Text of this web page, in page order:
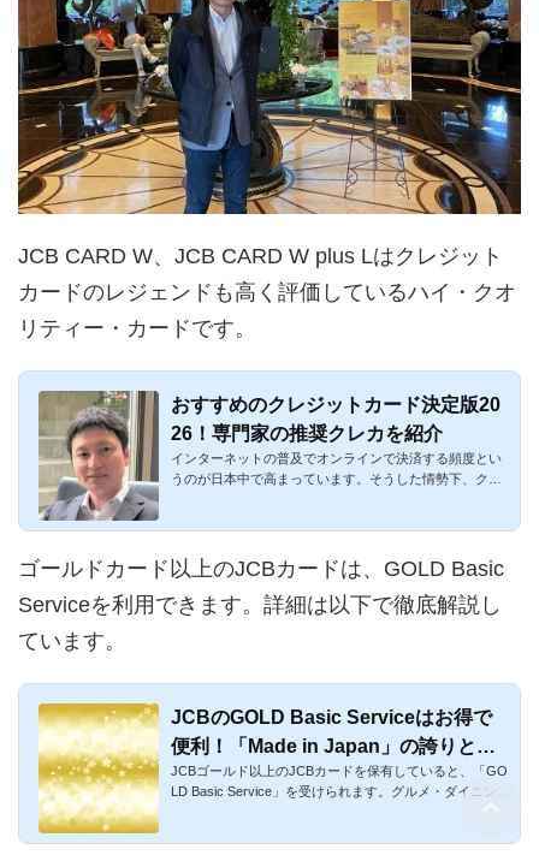
JCB CARD W、JCB CARD W plus Lはクレジット
カードのレジェンドも高く評価しているハイ・クオ
リティー・カードです。
おすすめのクレジットカード決定版20
26！専門家の推奨クレカを紹介
インターネットの普及でオンラインで決済する頻度とい
うのが日本中で高まっています。そうした情勢下、クレ
ゴールドカード以上のJCBカードは、GOLD Basic
Serviceを利用できます。詳細は以下で徹底解説し
ています。
JCBのGOLD Basic Serviceはお得で
便利！「Made in Japan」の誇りと信
頼
JCBゴールド以上のJCBカードを保有していると、「GO
LD Basic Service」を受けられます。グルメ・ダイニン